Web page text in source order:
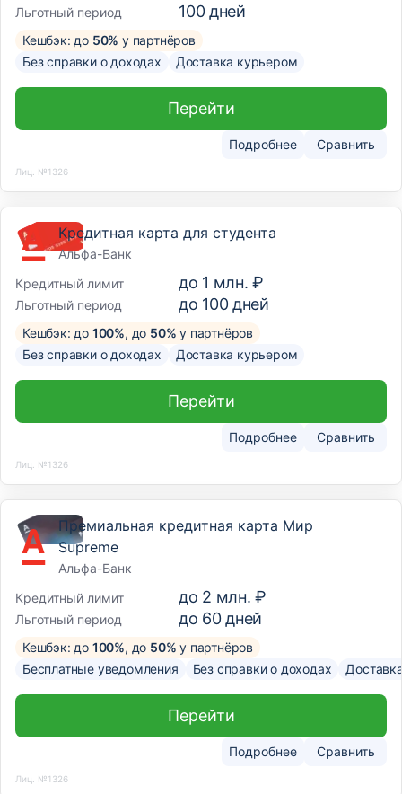
Льготный период 100дней
Кешбэк: до 50% у партнёров
Без справки о доходах
Доставка курьером
Подробнее Сравнить
Перейти
Лиц. №1326
Кредитная карта для студента
Альфа-Банк
Кредитный лимит
до 1 млн. ₽
Льготный период до 100дней
Кешбэк: до 100%, до 50% у партнёров
Без справки о доходах
Доставка курьером
Подробнее Сравнить
Перейти
Лиц. №1326
Премиальная кредитная карта Мир
Supreme
Альфа-Банк
Кредитный лимит
до 2 млн. ₽
Льготный период до 60дней
Кешбэк: до 100%, до 50% у партнёров
Бесплатные уведомления
Без справки о доходах
Подробнее Сравнить
Перейти
Лиц. №1326